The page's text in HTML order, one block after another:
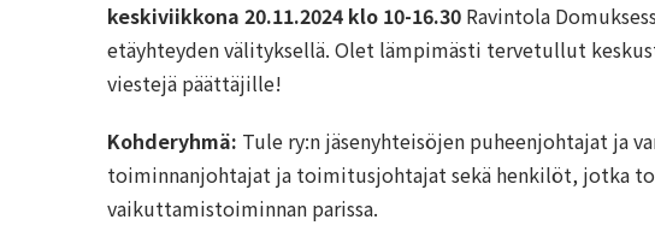
keskiviikkona 20.11.2024 klo 10-16.30 Ravintola
etäyhteyden välityksellä. Olet lämpimästi tervetullut
viestejä päättäjille!
Kohderyhmä: Tule ry:n jäsenyhteisöjen puheenjohtajat ja
toiminnanjohtajat ja toimitusjohtajat sekä henkilöt, jotka
vaikuttamistoiminnan parissa.